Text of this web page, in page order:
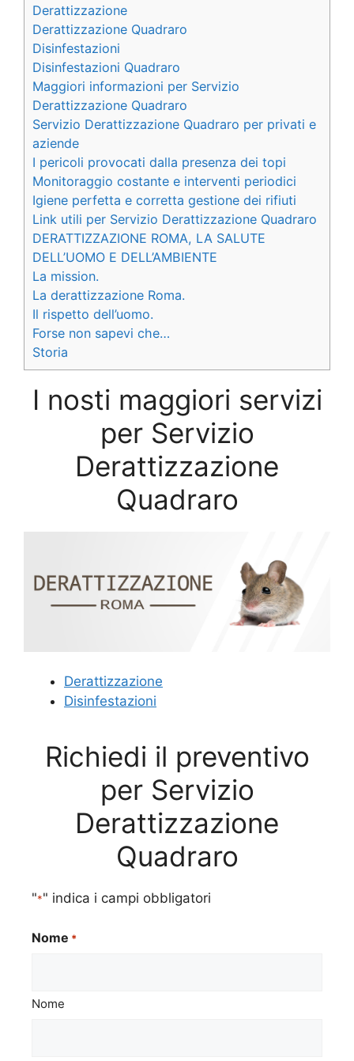
Derattizzazione
Derattizzazione Quadraro
Disinfestazioni
Disinfestazioni Quadraro
Maggiori informazioni per Servizio
Derattizzazione Quadraro
Servizio Derattizzazione Quadraro per privati e
aziende
I pericoli provocati dalla presenza dei topi
Monitoraggio costante e interventi periodici
Igiene perfetta e corretta gestione dei rifiuti
Link utili per Servizio Derattizzazione Quadraro
DERATTIZZAZIONE ROMA, LA SALUTE
DELL’UOMO E DELL’AMBIENTE
La mission.
La derattizzazione Roma.
Il rispetto dell’uomo.
Forse non sapevi che…
Storia
I nosti maggiori servizi
per Servizio
Derattizzazione
Quadraro
Derattizzazione
Disinfestazioni
Richiedi il preventivo
per Servizio
Derattizzazione
Quadraro
"*" indica i campi obbligatori
Nome *
Nome